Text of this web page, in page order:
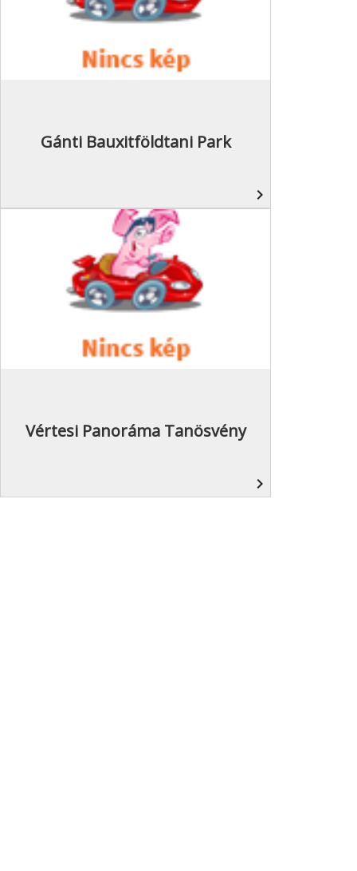
Gánti Bauxitföldtani Park
navigate_next
Vértesi Panoráma Tanösvény
navigate_next